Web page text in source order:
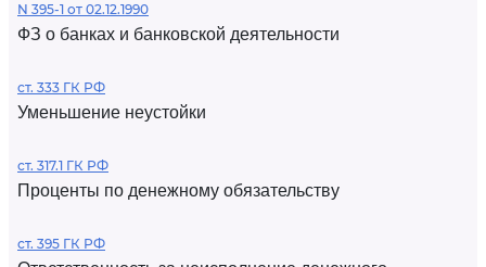
N 395-1 от 02.12.1990
ФЗ о банках и банковской деятельности
ст. 333 ГК РФ
Уменьшение неустойки
ст. 317.1 ГК РФ
Проценты по денежному обязательству
ст. 395 ГК РФ